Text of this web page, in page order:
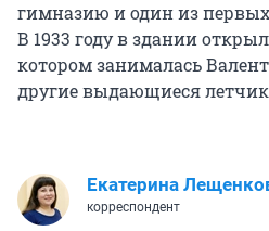
гимназию и один из первых
В 1933 году в здании
котором занималась
другие выдающиеся
Екатерина
корреспондент